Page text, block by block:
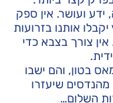
ידע ועושר. אין ספק
אותנו בזרועות
צורך בצבא כדי
בטון, והם ישבו
שיעזרו
השלום…